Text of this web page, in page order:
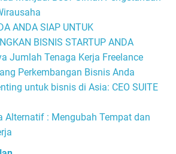
ANDA SIAP UNTUK
BISNIS STARTUP ANDA
Jumlah Tenaga Kerja Freelance
Perkembangan Bisnis Anda
untuk bisnis di Asia: CEO SUITE
Alternatif : Mengubah Tempat dan